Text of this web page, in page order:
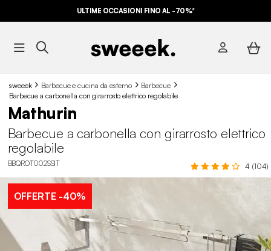
ULTIME OCCASIONI FINO AL -70%*
sweeek Barbecue e cucina da esterno
Barbecue
Barbecue a carbonella con girarrosto elettrico regolabile
Mathurin
Barbecue a carbonella con girarrosto elettrico
regolabile
BBQROT002SSIT 4 (104)
OFFERTE-40%